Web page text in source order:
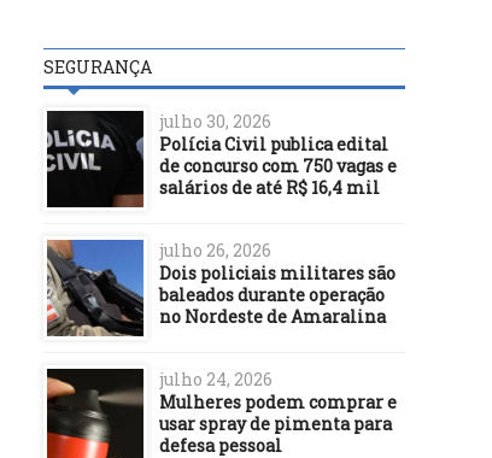
SEGURANÇA
julho 30, 2026
Polícia Civil publica edital
de concurso com 750 vagas e
salários de até R$ 16,4 mil
julho 26, 2026
Dois policiais militares são
baleados durante operação
no Nordeste de Amaralina
julho 24, 2026
Mulheres podem comprar e
usar spray de pimenta para
defesa pessoal